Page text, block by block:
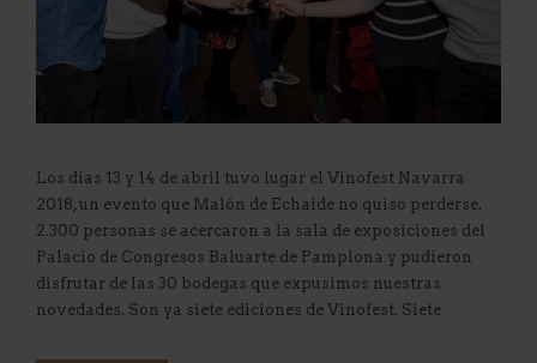
Los días 13 y 14 de abril tuvo lugar el Vinofest Navarra
2018, un evento que Malón de Echaide no quiso perderse.
2.300 personas se acercaron a la sala de exposiciones del
Palacio de Congresos Baluarte de Pamplona y pudieron
disfrutar de las 30 bodegas que expusimos nuestras
novedades. Son ya siete ediciones de Vinofest. Siete